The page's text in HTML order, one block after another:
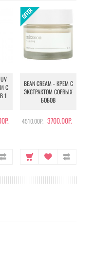
С
1
BEAN CREAM - КРЕМ С
ЭКСТРАКТОМ СОЕВЫХ
БОБОВ
4510.00Р. 3700.00Р.